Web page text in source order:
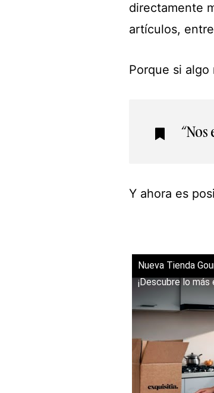
directamente
artículos,
Porque si
Y ahora es
Nueva Tienda
¡Descubre lo